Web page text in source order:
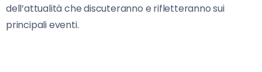
dell’attualità che discuteranno e rifletteranno sui
principali eventi.